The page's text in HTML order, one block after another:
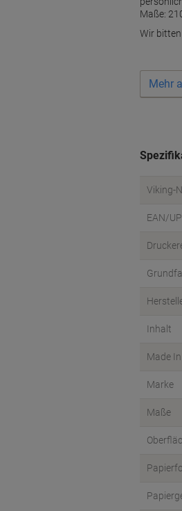
Maße:
Wir bitten
Wird
Mehr
Viking-
EAN/
Inhalt
Made In
Marke
Maße